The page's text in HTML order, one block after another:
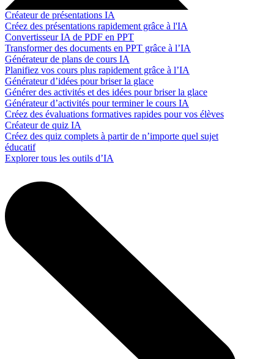
Créateur de présentations IA
Créez des présentations rapidement grâce à l'IA
Convertisseur IA de PDF en PPT
Transformer des documents en PPT grâce à l’IA
Générateur de plans de cours IA
Planifiez vos cours plus rapidement grâce à l’IA
Générateur d’idées pour briser la glace
Générer des activités et des idées pour briser la glace
Générateur d’activités pour terminer le cours IA
Créez des évaluations formatives rapides pour vos élèves
Créateur de quiz IA
Créez des quiz complets à partir de n’importe quel sujet
éducatif
Explorer tous les outils d’IA